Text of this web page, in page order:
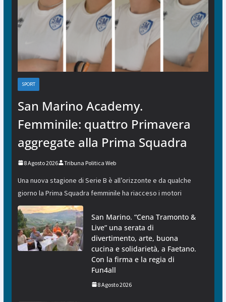
SPORT
San Marino Academy.
Femminile: quattro Primavera
aggregate alla Prima Squadra
8 Agosto 2026 Tribuna Politica Web
Una nuova stagione di Serie B è all’orizzonte e da qualche
giorno la Prima Squadra femminile ha riacceso i motori
San Marino. “Cena Tramonto &
Live” una serata di
divertimento, arte, buona
cucina e solidarietà, a Faetano.
Con la firma e la regia di
Fun4all
8 Agosto 2026